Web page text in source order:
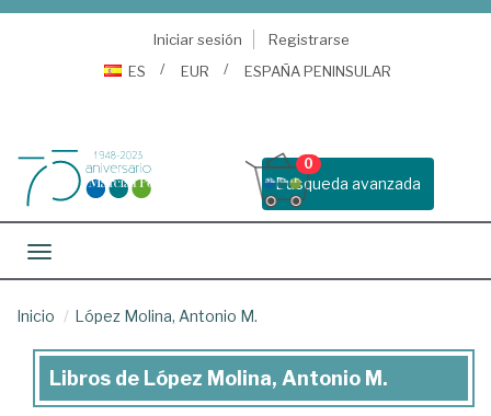
Iniciar sesión
Registrarse
ES
EUR ESPAÑA PENINSULAR
Busqueda avanzada
0
Toggle navigation
Inicio López Molina, Antonio M.
Libros
Libros de López Molina, Antonio M.